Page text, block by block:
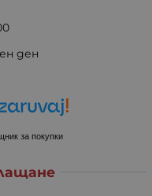
ден
за покупки